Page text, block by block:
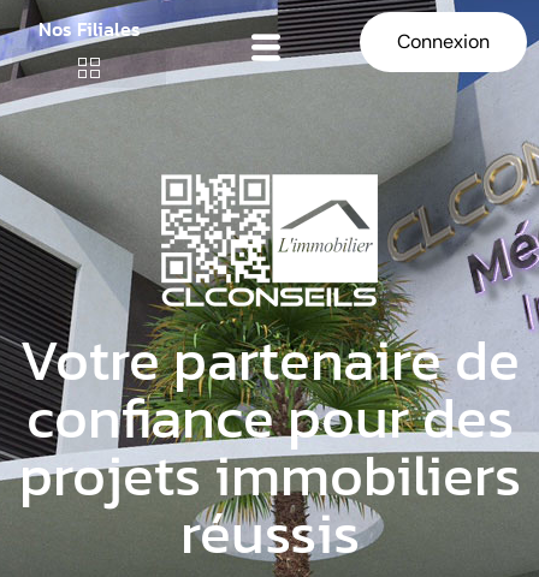
Nos Filiales Connexion
Votre partenaire de
confiance pour des
projets immobiliers
réussis